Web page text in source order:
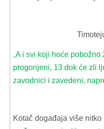
A i svi koji hoće pobožno
progonjeni, 13 dok će zli
zavodnici i zavedeni,
Kotač događaja više